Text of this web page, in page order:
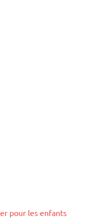
pour les enfants